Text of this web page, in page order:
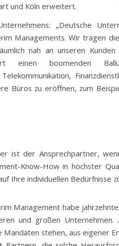
und Köln erweitert.
„Deutsche
Managements. Wir tragen
nah an unseren
einen boomenden
Büros zu eröffnen, zum
ist der Ansprechpartner,
Know-How in höchster
Ihre individuellen Bedürfnisse
Management habe
und großen Unternehmen.
stehen, aus eigener